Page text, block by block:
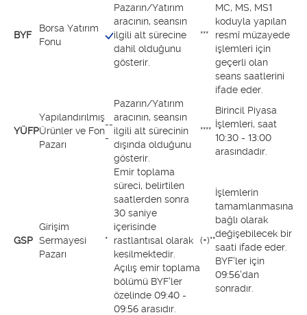
BYF
Borsa Yatırım
Fonu
Pazarın/Yatırım
aracının, seansın
ilgili alt sürecine
dahil olduğunu
gösterir.
***
MC, MS, MS1
koduyla yapılan
resmî müzayede
işlemleri için
geçerli olan
seans saatlerini
ifade eder.
YÜFP
Yapılandırılmış
Ürünler ve Fon
Pazarı
--
-
Pazarın/Yatırım
aracının, seansın
ilgili alt sürecinin
dışında olduğunu
gösterir.
****
Birincil Piyasa
İşlemleri, saat
10:30 - 13:00
arasındadır.
GSP
Girişim
Sermayesi
Pazarı
*
Emir toplama
süreci, belirtilen
saatlerden sonra
30 saniye
içerisinde
rastlantısal olarak
kesilmektedir.
Açılış emir toplama
bölümü BYF'ler
özelinde 09:40 -
09:56 arasıdır.
(+)**
İşlemlerin
tamamlanmasına
bağlı olarak
değişebilecek bir
saati ifade eder.
BYF'ler için
09:56'dan
sonradır.